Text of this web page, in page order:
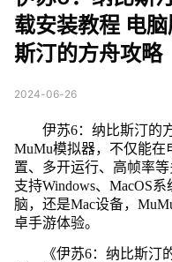
载安装教程 电
斯汀的方舟攻略
2024-06-26
伊苏6：纳比斯汀的
MuMu模拟器，不仅能在
置、多开运行、高帧率
支持Windows、MacOS
脑，还是Mac设备，
卓手游体验。
《伊苏6：纳比斯